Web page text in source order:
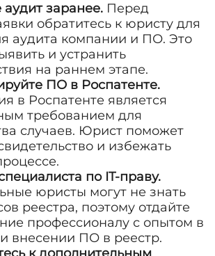
заранее. Перед
обратитесь к юристу для
аудита компании и ПО. Это
и устранить
на раннем этапе.
ПО в Роспатенте.
в Роспатенте является
требованием для
случаев. Юрист поможет
и избежать
по IT-праву.
юристы могут не знать
реестра, поэтому отдайте
профессионалу с опытом в
и внесении ПО в реестр.